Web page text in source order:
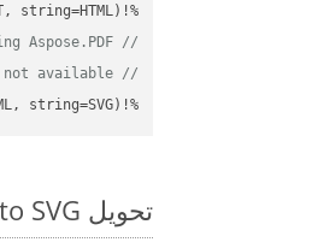
%!(EXTRA string=HTML, string=POT, string=HTML)
// Converting to HTML Using Aspose.PDF
// C++ SKD is not available
%!(EXTRA string=SVG, string=HTML, string=SVG)
تحويل POT Files to SVG بسيط على SDK C++